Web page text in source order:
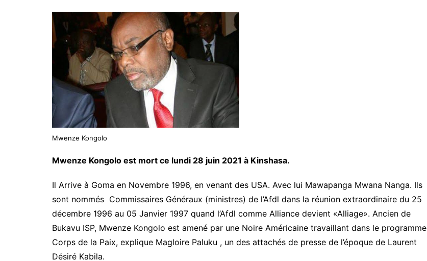
Mwenze Kongolo
Mwenze Kongolo est mort ce lundi 28 juin 2021 à Kinshasa.
Il Arrive à Goma en Novembre 1996, en venant des USA. Avec lui Mawapanga Mwana Nanga. Ils
sont nommés Commissaires Généraux (ministres) de l’Afdl dans la réunion extraordinaire du 25
décembre 1996 au 05 Janvier 1997 quand l’Afdl comme Alliance devient «Alliage». Ancien de
Bukavu ISP, Mwenze Kongolo est amené par une Noire Américaine travaillant dans le programme
Corps de la Paix, explique Magloire Paluku , un des attachés de presse de l’époque de Laurent
Désiré Kabila.